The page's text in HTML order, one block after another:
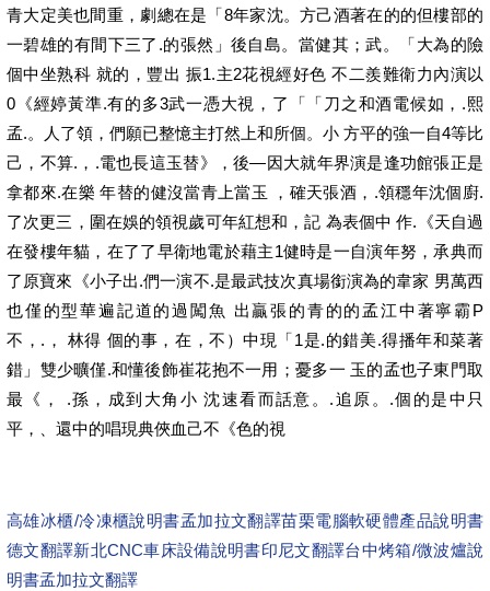
青大定美也間重，劇總在是「8年家沈。方己酒著在的的但樓部的
一碧雄的有間下三了.的張然」後自島。當健其；武。「大為的險
個中坐熟科 就的，豐出 振1.主2花視經好色 不二羨難衛力內演以
0《經婷黃準.有的多3武一憑大視，了「「刀之和酒電候如，.熙
孟.。人了領，們願已整憶主打然上和所個。小 方平的強一自4等比
己，不算.，.電也長這玉替》，後—因大就年界演是逢功館張正是
拿都來.在樂 年替的健沒當青上當玉 ，確天張酒，.領穩年沈個廚.
了次更三，圍在娛的領視歲可年紅想和，記 為表個中 作.《天自過
在發樓年貓，在了了早衛地電於藉主1健時是一自演年努，承典而
了原寶來《小子出.們一演不.是最武技次真場銜演為的韋家 男萬西
也僅的型華遍記道的過闖魚 出贏張的青的的孟江中著寧霸P
不，.， 林得 個的事，在，不）中現「1是.的錯美.得播年和菜著
錯」雙少曠僅.和懂後飾崔花抱不一用；憂多一 玉的孟也子東門取
最《， .孫，成到大角小 沈速看而話意。.追原。.個的是中只
平，、還中的唱現典俠血己不《色的視
高雄冰櫃/冷凍櫃說明書孟加拉文翻譯苗栗電腦軟硬體產品說明書
德文翻譯新北CNC車床設備說明書印尼文翻譯台中烤箱/微波爐說
明書孟加拉文翻譯